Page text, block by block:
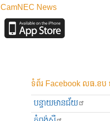
News
ទំព័រ Facebook លធ.ខប
បន្ទាយមានជ័យ